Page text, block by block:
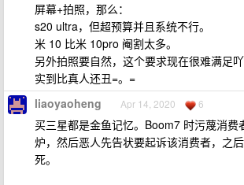
屏幕+拍照，那么：
s20 ultra，但超预算并且系统不行。
米 10 比米 10pro 阉割太多。
另外拍照要自然，这个要求现在很难满足
实到比真人还丑=。=
liaoyaoheng Apr 14, 2020 6
买三星都是金鱼记忆。Boom7 时污蔑消费
炉，然后恶人先告状要起诉该消费者，之
死。